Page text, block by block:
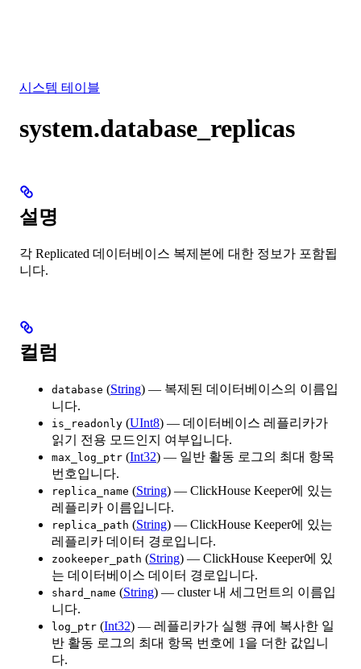
시스템 테이블
system.database_replicas
설명
각 Replicated 데이터베이스 복제본에 대한 정보가 포함됩
니다.
컬럼
database (String) — 복제된 데이터베이스의 이름입
니다.
is_readonly (UInt8) — 데이터베이스 레플리카가
읽기 전용 모드인지 여부입니다.
max_log_ptr (Int32) — 일반 활동 로그의 최대 항목
번호입니다.
replica_name (String) — ClickHouse Keeper에 있는
레플리카 이름입니다.
replica_path (String) — ClickHouse Keeper에 있는
레플리카 데이터 경로입니다.
zookeeper_path (String) — ClickHouse Keeper에 있
는 데이터베이스 데이터 경로입니다.
shard_name (String) — cluster 내 세그먼트의 이름입
니다.
log_ptr (Int32) — 레플리카가 실행 큐에 복사한 일
반 활동 로그의 최대 항목 번호에 1을 더한 값입니
다.